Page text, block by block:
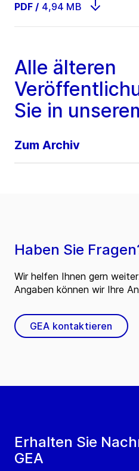
PDF / 4,94 MB
Alle älteren
Sie in
Zum Archiv
Erhalten Sie
GEA
Haben Sie
Wir helfen Ihnen gern
Angaben können wir Ihre
GEA kontaktieren